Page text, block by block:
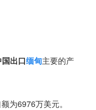
国出口缅甸主要的产
为6976万美元。